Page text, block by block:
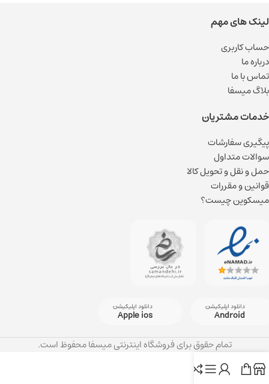
لینک های مهم
حساب کاربری
درباره ما
تماس با ما
بلاگ میسفا
خدمات مشتریان
پیگیری سفارشات
سوالات متداول
حمل و نقل و تحویل کالا
قوانین و مقررات
میسکوین چیست؟
دانلود اپلیکیشن
Android
دانلود اپلیکیشن
Apple ios
تمام حقوق برای فروشگاه اینترنتی میسفا محفوظ است.